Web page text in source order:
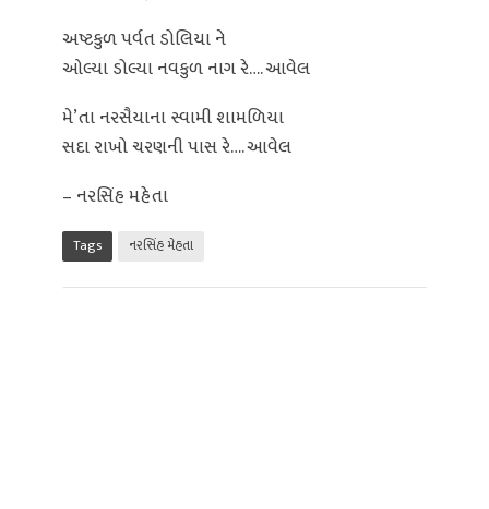
અષ્ટકુળ પર્વત ડોલિયા ને
ઓલ્યા ડોલ્યા નવકુળ નાગ રે…. આવેલ
મે’તા નરસૈયાના સ્વામી શામળિયા
સદા રાખો ચરણની પાસ રે…. આવેલ
– નરસિંહ મહેતા
Tags નરસિંહ મેહતા